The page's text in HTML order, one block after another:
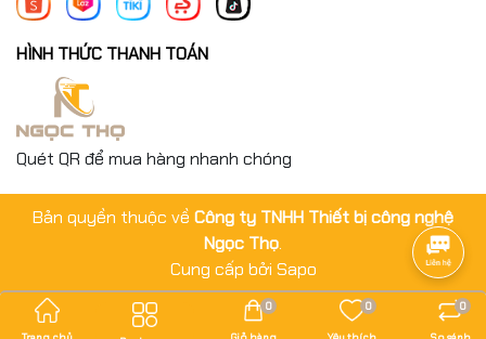
HÌNH THỨC THANH TOÁN
Quét QR để mua hàng nhanh chóng
Bản quyền thuộc về Công ty TNHH Thiết bị công nghệ
Ngọc Thọ.
Cung cấp bởi Sapo
0 0 0